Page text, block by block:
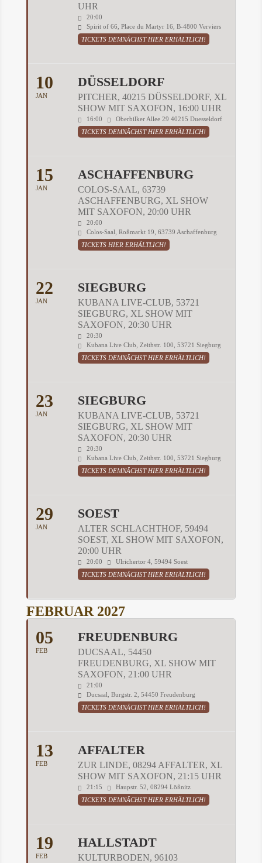
UHR
20:00
Spirit of 66, Place du Martyr 16, B-4800 Verviers
TICKETS DEMNÄCHST HIER ERHÄLTLICH!
10
JAN
DÜSSELDORF
PITCHER, 40215 DÜSSELDORF, XL
SHOW MIT SAXOFON, 16:00 UHR
16:00
Oberbilker Allee 29 40215 Duesseldorf
TICKETS DEMNÄCHST HIER ERHÄLTLICH!
15
JAN
ASCHAFFENBURG
COLOS-SAAL, 63739
ASCHAFFENBURG, XL SHOW
MIT SAXOFON, 20:00 UHR
20:00
Colos-Saal, Roßmarkt 19, 63739 Aschaffenburg
TICKETS HIER ERHÄLTLICH!
22
JAN
SIEGBURG
KUBANA LIVE-CLUB, 53721
SIEGBURG, XL SHOW MIT
SAXOFON, 20:30 UHR
20:30
Kubana Live Club, Zeithstr. 100, 53721 Siegburg
TICKETS DEMNÄCHST HIER ERHÄLTLICH!
23
JAN
SIEGBURG
KUBANA LIVE-CLUB, 53721
SIEGBURG, XL SHOW MIT
SAXOFON, 20:30 UHR
20:30
Kubana Live Club, Zeithstr. 100, 53721 Siegburg
TICKETS DEMNÄCHST HIER ERHÄLTLICH!
29
JAN
SOEST
ALTER SCHLACHTHOF, 59494
SOEST, XL SHOW MIT SAXOFON,
20:00 UHR
20:00
Ulrichertor 4, 59494 Soest
TICKETS DEMNÄCHST HIER ERHÄLTLICH!
FEBRUAR 2027
05
FEB
FREUDENBURG
DUCSAAL, 54450
FREUDENBURG, XL SHOW MIT
SAXOFON, 21:00 UHR
21:00
Ducsaal, Burgstr. 2, 54450 Freudenburg
TICKETS DEMNÄCHST HIER ERHÄLTLICH!
13
FEB
AFFALTER
ZUR LINDE, 08294 AFFALTER, XL
SHOW MIT SAXOFON, 21:15 UHR
21:15
Haupstr. 52, 08294 Lößnitz
TICKETS DEMNÄCHST HIER ERHÄLTLICH!
19
FEB
HALLSTADT
KULTURBODEN, 96103